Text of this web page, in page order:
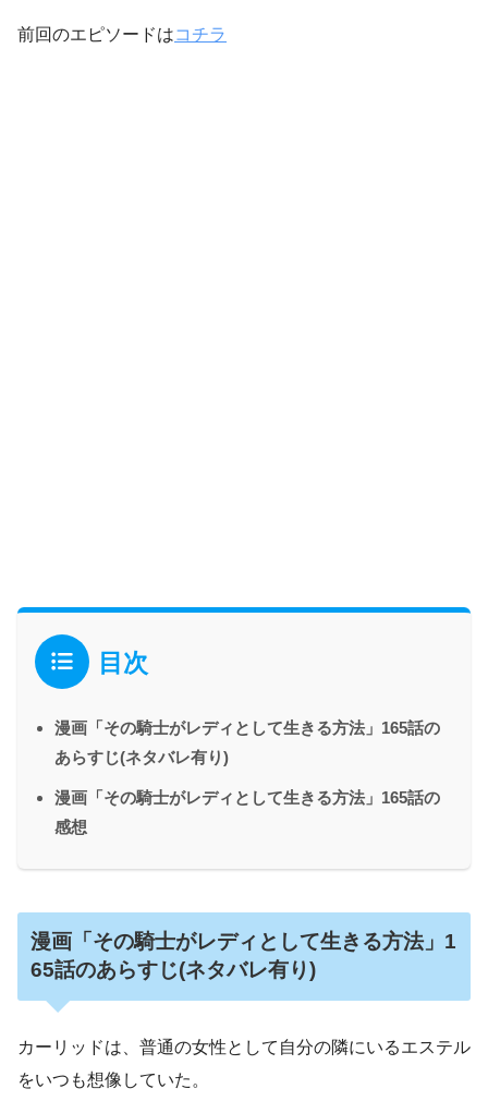
前回のエピソードはコチラ
目次
漫画「その騎士がレディとして生きる方法」165話の
あらすじ(ネタバレ有り)
漫画「その騎士がレディとして生きる方法」165話の
感想
漫画「その騎士がレディとして生きる方法」1
65話のあらすじ(ネタバレ有り)
カーリッドは、普通の女性として自分の隣にいるエステル
をいつも想像していた。